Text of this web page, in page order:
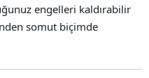
engelleri kaldırabilir
somut biçimde